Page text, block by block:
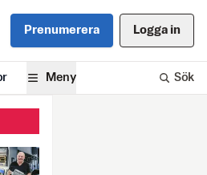
Prenumerera Logga in
Meny Sök